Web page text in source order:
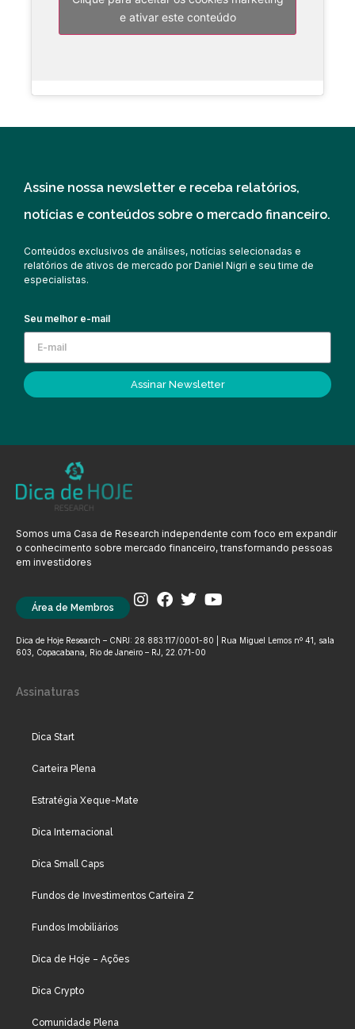
e ativar este conteúdo
Assine nossa newsletter e receba relatórios,
notícias e conteúdos sobre o mercado financeiro.
Conteúdos exclusivos de análises, notícias selecionadas e
relatórios de ativos de mercado por Daniel Nigri e seu time de
especialistas.
Seu melhor e-mail
Assinar Newsletter
Somos uma Casa de Research independente com foco em expandir
o conhecimento sobre mercado financeiro, transformando pessoas
em investidores
Área de Membros
Dica de Hoje Research – CNPJ: 28.883.117/0001-80 | Rua Miguel Lemos nº 41, sala
603, Copacabana, Rio de Janeiro – RJ, 22.071-00
Assinaturas
Dica Start
Carteira Plena
Estratégia Xeque-Mate
Dica Internacional
Dica Small Caps
Fundos de Investimentos Carteira Z
Fundos Imobiliários
Dica de Hoje – Ações
Dica Crypto
Comunidade Plena